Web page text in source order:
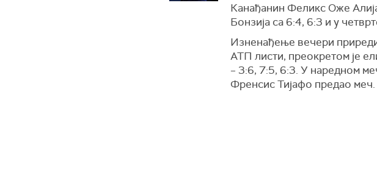
Канађанин Феликс Оже
Бонзија са 6:4, 6:3 и у
Изненађење вечери
АТП листи, преокретом је
– 3:6, 7:5, 6:3. У наредном
Френсис Тијафо предао меч.